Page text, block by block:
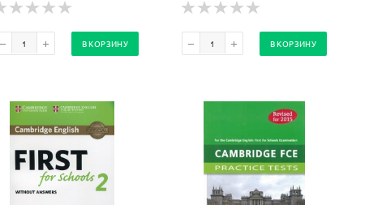
В КОРЗИНУ В КОРЗИНУ